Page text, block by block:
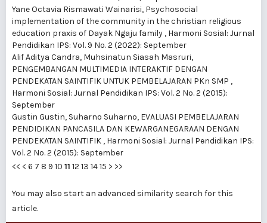
Yane Octavia Rismawati Wainarisi, Psychosocial
implementation of the community in the christian religious
education praxis of Dayak Ngaju family , Harmoni Sosial: Jurnal
Pendidikan IPS: Vol. 9 No. 2 (2022): September
Alif Aditya Candra, Muhsinatun Siasah Masruri,
PENGEMBANGAN MULTIMEDIA INTERAKTIF DENGAN
PENDEKATAN SAINTIFIK UNTUK PEMBELAJARAN PKn SMP ,
Harmoni Sosial: Jurnal Pendidikan IPS: Vol. 2 No. 2 (2015):
September
Gustin Gustin, Suharno Suharno, EVALUASI PEMBELAJARAN
PENDIDIKAN PANCASILA DAN KEWARGANEGARAAN DENGAN
PENDEKATAN SAINTIFIK , Harmoni Sosial: Jurnal Pendidikan IPS:
Vol. 2 No. 2 (2015): September
<< < 6 7 8 9 10 11 12 13 1415 > >>
You may also start an advanced similarity search for this
article.